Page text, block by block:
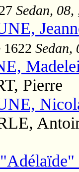
Sedan, 08,
1622 Sedan,
Pierre